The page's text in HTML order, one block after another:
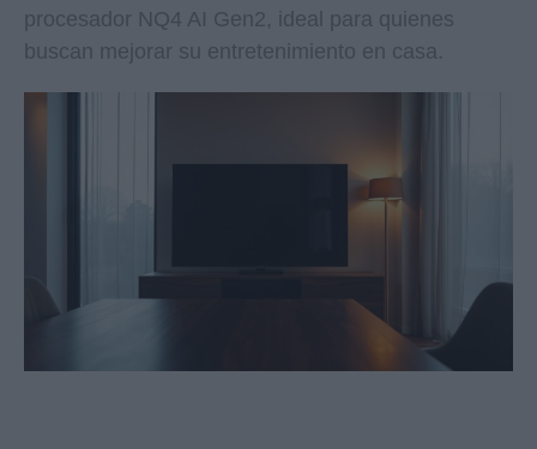
procesador NQ4 AI Gen2, ideal para quienes
buscan mejorar su entretenimiento en casa.